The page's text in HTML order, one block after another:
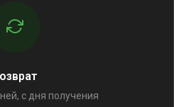
с дня получения